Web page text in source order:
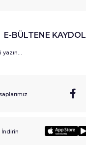
E-BÜLTENE KAYDOL
İndirin